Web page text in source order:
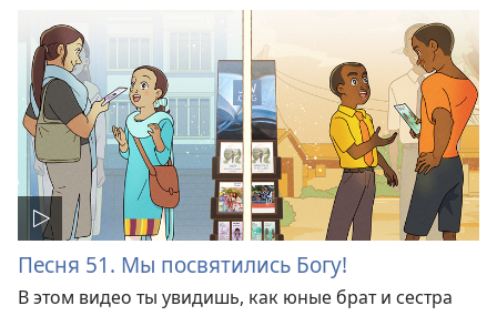
Песня 51. Мы посвятились Богу!
В этом видео ты увидишь, как юные брат и сестра